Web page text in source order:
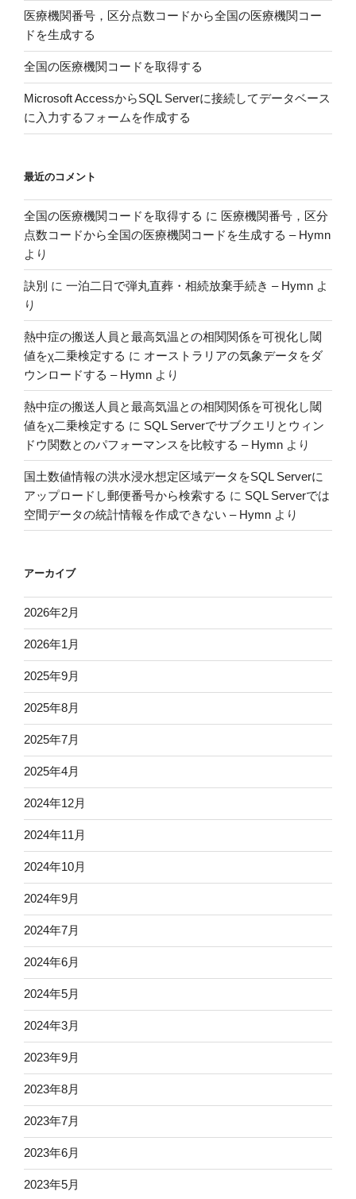
予
測
と
実
際
を
EXCEL
み
合
わ
せ
グ
ラ
で
描
く”
の
医療機関番号，区分点数コードから全国の医療機関コー
ドを生成する
全国の医療機関コードを取得する
Microsoft AccessからSQL Serverに接続してデータベース
に入力するフォームを作成する
最近のコメント
全国の医療機関コードを取得する に 医療機関番号，区分
点数コードから全国の医療機関コードを生成する – Hymn
より
訣別 に 一泊二日で弾丸直葬・相続放棄手続き – Hymn よ
り
熱中症の搬送人員と最高気温との相関関係を可視化し閾
値をχ二乗検定する に オーストラリアの気象データをダ
ウンロードする – Hymn より
熱中症の搬送人員と最高気温との相関関係を可視化し閾
値をχ二乗検定する に SQL Serverでサブクエリとウィン
ドウ関数とのパフォーマンスを比較する – Hymn より
国土数値情報の洪水浸水想定区域データをSQL Serverに
アップロードし郵便番号から検索する に SQL Serverでは
空間データの統計情報を作成できない – Hymn より
アーカイブ
2026年2月
2026年1月
2025年9月
2025年8月
2025年7月
2025年4月
2024年12月
2024年11月
2024年10月
2024年9月
2024年7月
2024年6月
2024年5月
2024年3月
2023年9月
2023年8月
2023年7月
2023年6月
2023年5月